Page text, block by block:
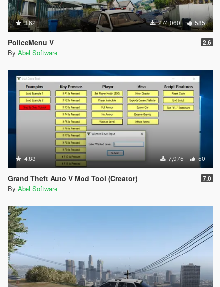
3.62 274,060 585
PoliceMenu V 2.6
By Abel Software
4.83 7,975 50
Grand Theft Auto V Mod Tool (Creator) 7.0
By Abel Software